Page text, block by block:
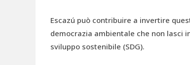
Escazú può contribuire a invertire
democrazia ambientale che non lasci
sviluppo sostenibile (SDG).